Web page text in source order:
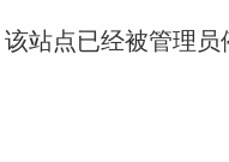
站点已经被管理